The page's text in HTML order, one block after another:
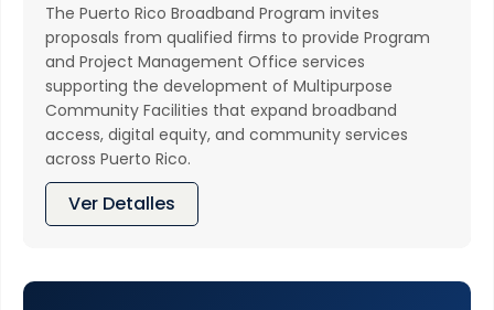
The Puerto Rico Broadband Program invites
proposals from qualified firms to provide Program
and Project Management Office services
supporting the development of Multipurpose
Community Facilities that expand broadband
access, digital equity, and community services
across Puerto Rico.
Ver Detalles